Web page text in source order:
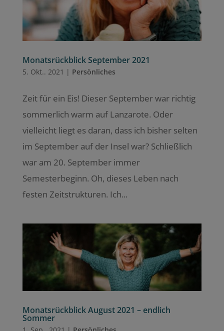
Monatsrückblick September 2021
5. Okt.. 2021 | Persönliches
Zeit für ein Eis! Dieser September war richtig
sommerlich warm auf Lanzarote. Oder
vielleicht liegt es daran, dass ich bisher selten
im September auf der Insel war? Schließlich
war am 20. September immer
Semesterbeginn. Oh, dieses Leben nach
festen Zeitstrukturen. Ich...
Monatsrückblick August 2021 – endlich
Sommer